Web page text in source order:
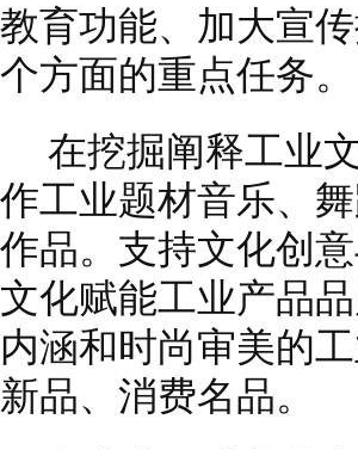
教育功能、加大宣
个方面的重点任务。
在挖掘阐释工业
作工业题材音乐、
作品。支持文化创
文化赋能工业产品
内涵和时尚审美的
新品、消费名品。